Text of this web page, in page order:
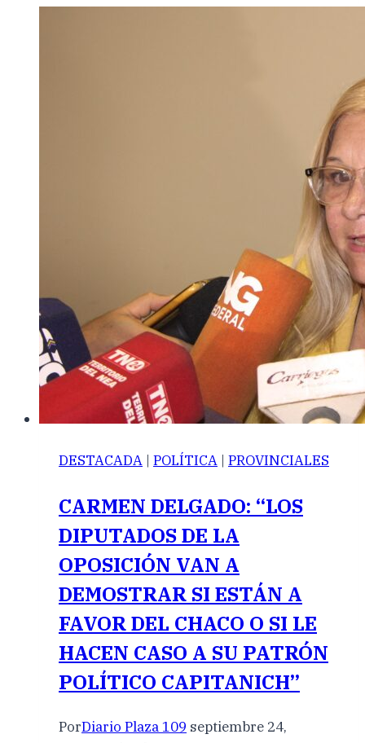
DESTACADA | POLÍTICA | PROVINCIALES
CARMEN DELGADO: “LOS
DIPUTADOS DE LA
OPOSICIÓN VAN A
DEMOSTRAR SI ESTÁN A
FAVOR DEL CHACO O SI LE
HACEN CASO A SU PATRÓN
POLÍTICO CAPITANICH”
PorDiario Plaza 109 septiembre 24,